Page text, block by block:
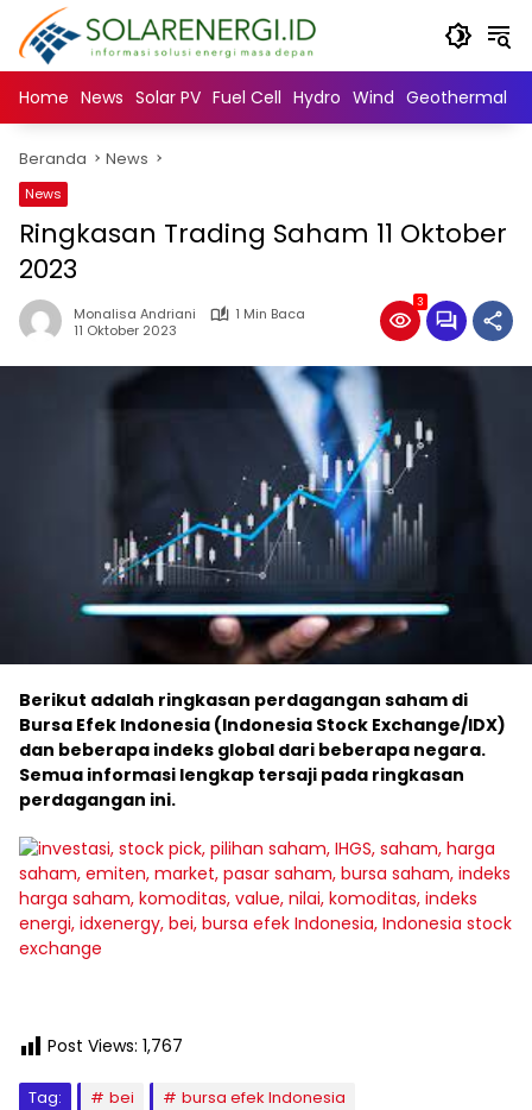
Langsung
konten
Home News Solar PV Fuel Cell Hydro Wind Geothermal
Beranda News
News
Ringkasan Trading Saham 11 Oktober
2023
Monalisa Andriani
1 Min Baca
11 Oktober 2023
3
Berikut adalah ringkasan perdagangan saham di
Bursa Efek Indonesia (Indonesia Stock Exchange/IDX)
dan beberapa indeks global dari beberapa negara.
Semua informasi lengkap tersaji pada ringkasan
perdagangan ini.
Post Views: 1,767
Tag: bei
bursa efek Indonesia